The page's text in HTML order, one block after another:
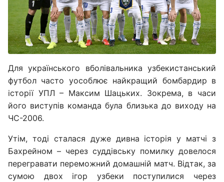
Для українського вболівальника узбекистанський
футбол часто уособлює найкращий бомбардир в
історії УПЛ – Максим Шацьких. Зокрема, в часи
його виступів команда була близька до виходу на
ЧС-2006.
Утім, тоді сталася дуже дивна історія у матчі з
Бахрейном – через суддівську помилку довелося
перегравати переможний домашній матч. Відтак, за
сумою двох ігор узбеки поступилися через